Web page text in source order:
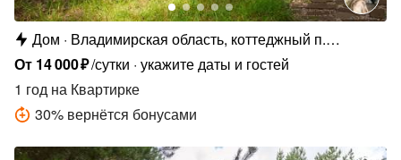
Дом
Владимирская область, коттеджный п.
Сосновые Озёра
От 14000₽/сутки укажите даты и гостей
1 год на Квартирке
30% вернётся бонусами